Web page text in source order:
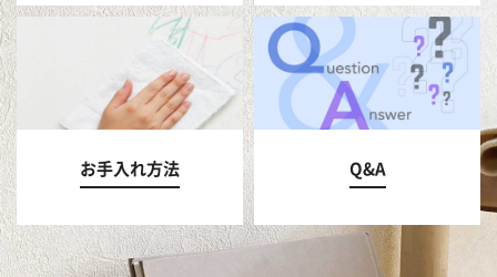
お手入れ方法 Q&A